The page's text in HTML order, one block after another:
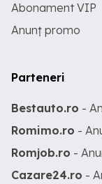
Abonament VIP
Anunț promo
Parteneri
Bestauto.ro -
Romimo.ro -
Romjob.ro -
Cazare24.ro -